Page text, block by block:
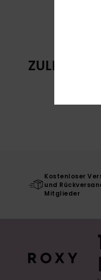
ZULETZT
Kostenloser
und
Mitglieder